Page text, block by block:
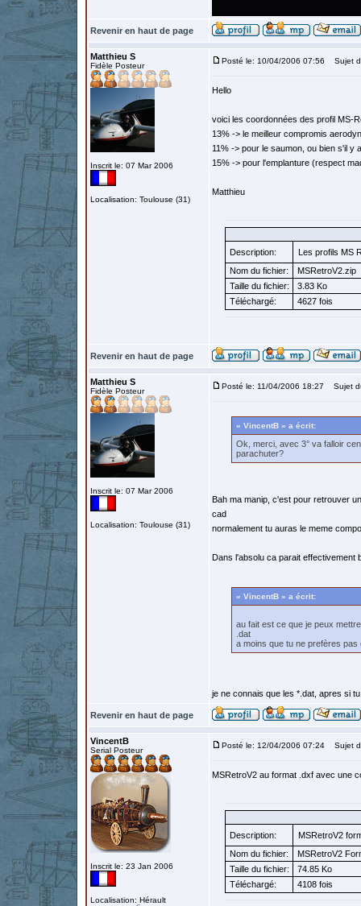
Revenir en haut de page
Matthieu S
Fidèle Posteur
Inscrit le: 07 Mar 2006
Localisation: Toulouse (31)
Posté le: 10/04/2006 07:56 Sujet
Hello
voici les coordonnées des profil MS-
13% -> le meilleur compromis
11% -> pour le saumon, ou bien s'il y
15% -> pour l'emplanture (respect
Matthieu
Description:
Les profils MS
Nom du fichier:
MSRetroV2.zip
Taille du fichier:
3.83 Ko
Téléchargé:
4627 fois
Revenir en haut de page
Matthieu S
Fidèle Posteur
Inscrit le: 07 Mar 2006
Localisation: Toulouse (31)
Posté le: 11/04/2006 18:27 Sujet
« VincentB » a écrit:
Ok, merci, avec 3° va falloir
parachuter?
Bah ma manip, c'est pour retrouver
cad
normalement tu auras le meme
Dans l'absolu ca parait effectivement
« VincentB » a écrit:
au fait est ce que je peux
.dat
a moins que tu ne prefères
je ne connais que les *.dat, apres si
Revenir en haut de page
VincentB
Serial Posteur
Inscrit le: 23 Jan 2006
Localisation: Hérault
Posté le: 12/04/2006 07:24 Sujet
MSRetroV2 au format .dxf avec une
Description:
MSRetroV2
Nom du fichier:
MSRetroV2
Taille du fichier:
74.85 Ko
Téléchargé:
4108 fois